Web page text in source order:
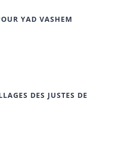
YAD VASHEM
DES JUSTES DE